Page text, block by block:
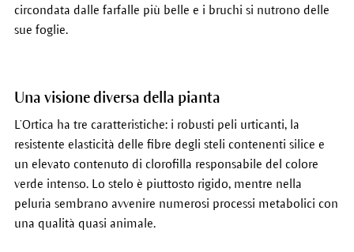
circondata dalle farfalle più belle e i bruchi si nutrono delle
sue foglie.
Una visione diversa della pianta
L’Ortica ha tre caratteristiche: i robusti peli urticanti, la
resistente elasticità delle fibre degli steli contenenti silice e
un elevato contenuto di clorofilla responsabile del colore
verde intenso. Lo stelo è piuttosto rigido, mentre nella
peluria sembrano avvenire numerosi processi metabolici con
una qualità quasi animale.